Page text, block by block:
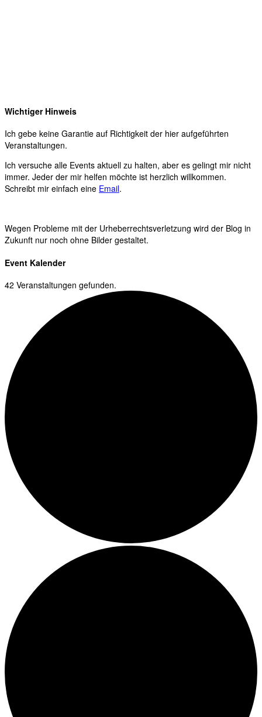
Wichtiger Hinweis
Ich gebe keine Garantie auf Richtigkeit der hier aufgeführten
Veranstaltungen.
Ich versuche alle Events aktuell zu halten, aber es gelingt mir nicht
immer. Jeder der mir helfen möchte ist herzlich willkommen.
Schreibt mir einfach eine Email.
Wegen Probleme mit der Urheberrechtsverletzung wird der Blog in
Zukunft nur noch ohne Bilder gestaltet.
Event Kalender
42 Veranstaltungen gefunden.